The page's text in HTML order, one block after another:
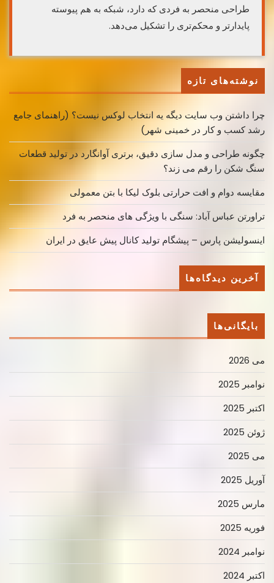
طراحی منحصر به فردی که دارد، شبکه به هم پیوسته
پایدارتر و محکم‌تری را تشکیل می‌دهد.
نوشته‌های تازه
چرا داشتن وب سایت دیگه یه انتخاب لوکس نیست؟ (راهنمای جامع
رشد کسب ‌و کار در خمینی ‌شهر)
چگونه طراحی و مدل سازی دقیق، برتری آوانگارد در تولید قطعات
سنگ شکن را رقم می زند؟
مقایسه دوام و افت حرارتی بلوک لیکا با بتن معمولی
تراورتن عباس آباد: سنگی با ویژگی های منحصر به فرد
اینسولیشن پارس – پیشگام تولید کانال پیش عایق در ایران
آخرین دیدگاه‌ها
بایگانی‌ها
می 2026
نوامبر 2025
اکتبر 2025
ژوئن 2025
می 2025
آوریل 2025
مارس 2025
فوریه 2025
نوامبر 2024
اکتبر 2024